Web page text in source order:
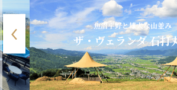
魚沼平野と雄大な山並み
ザ・ヴェランダ 石打